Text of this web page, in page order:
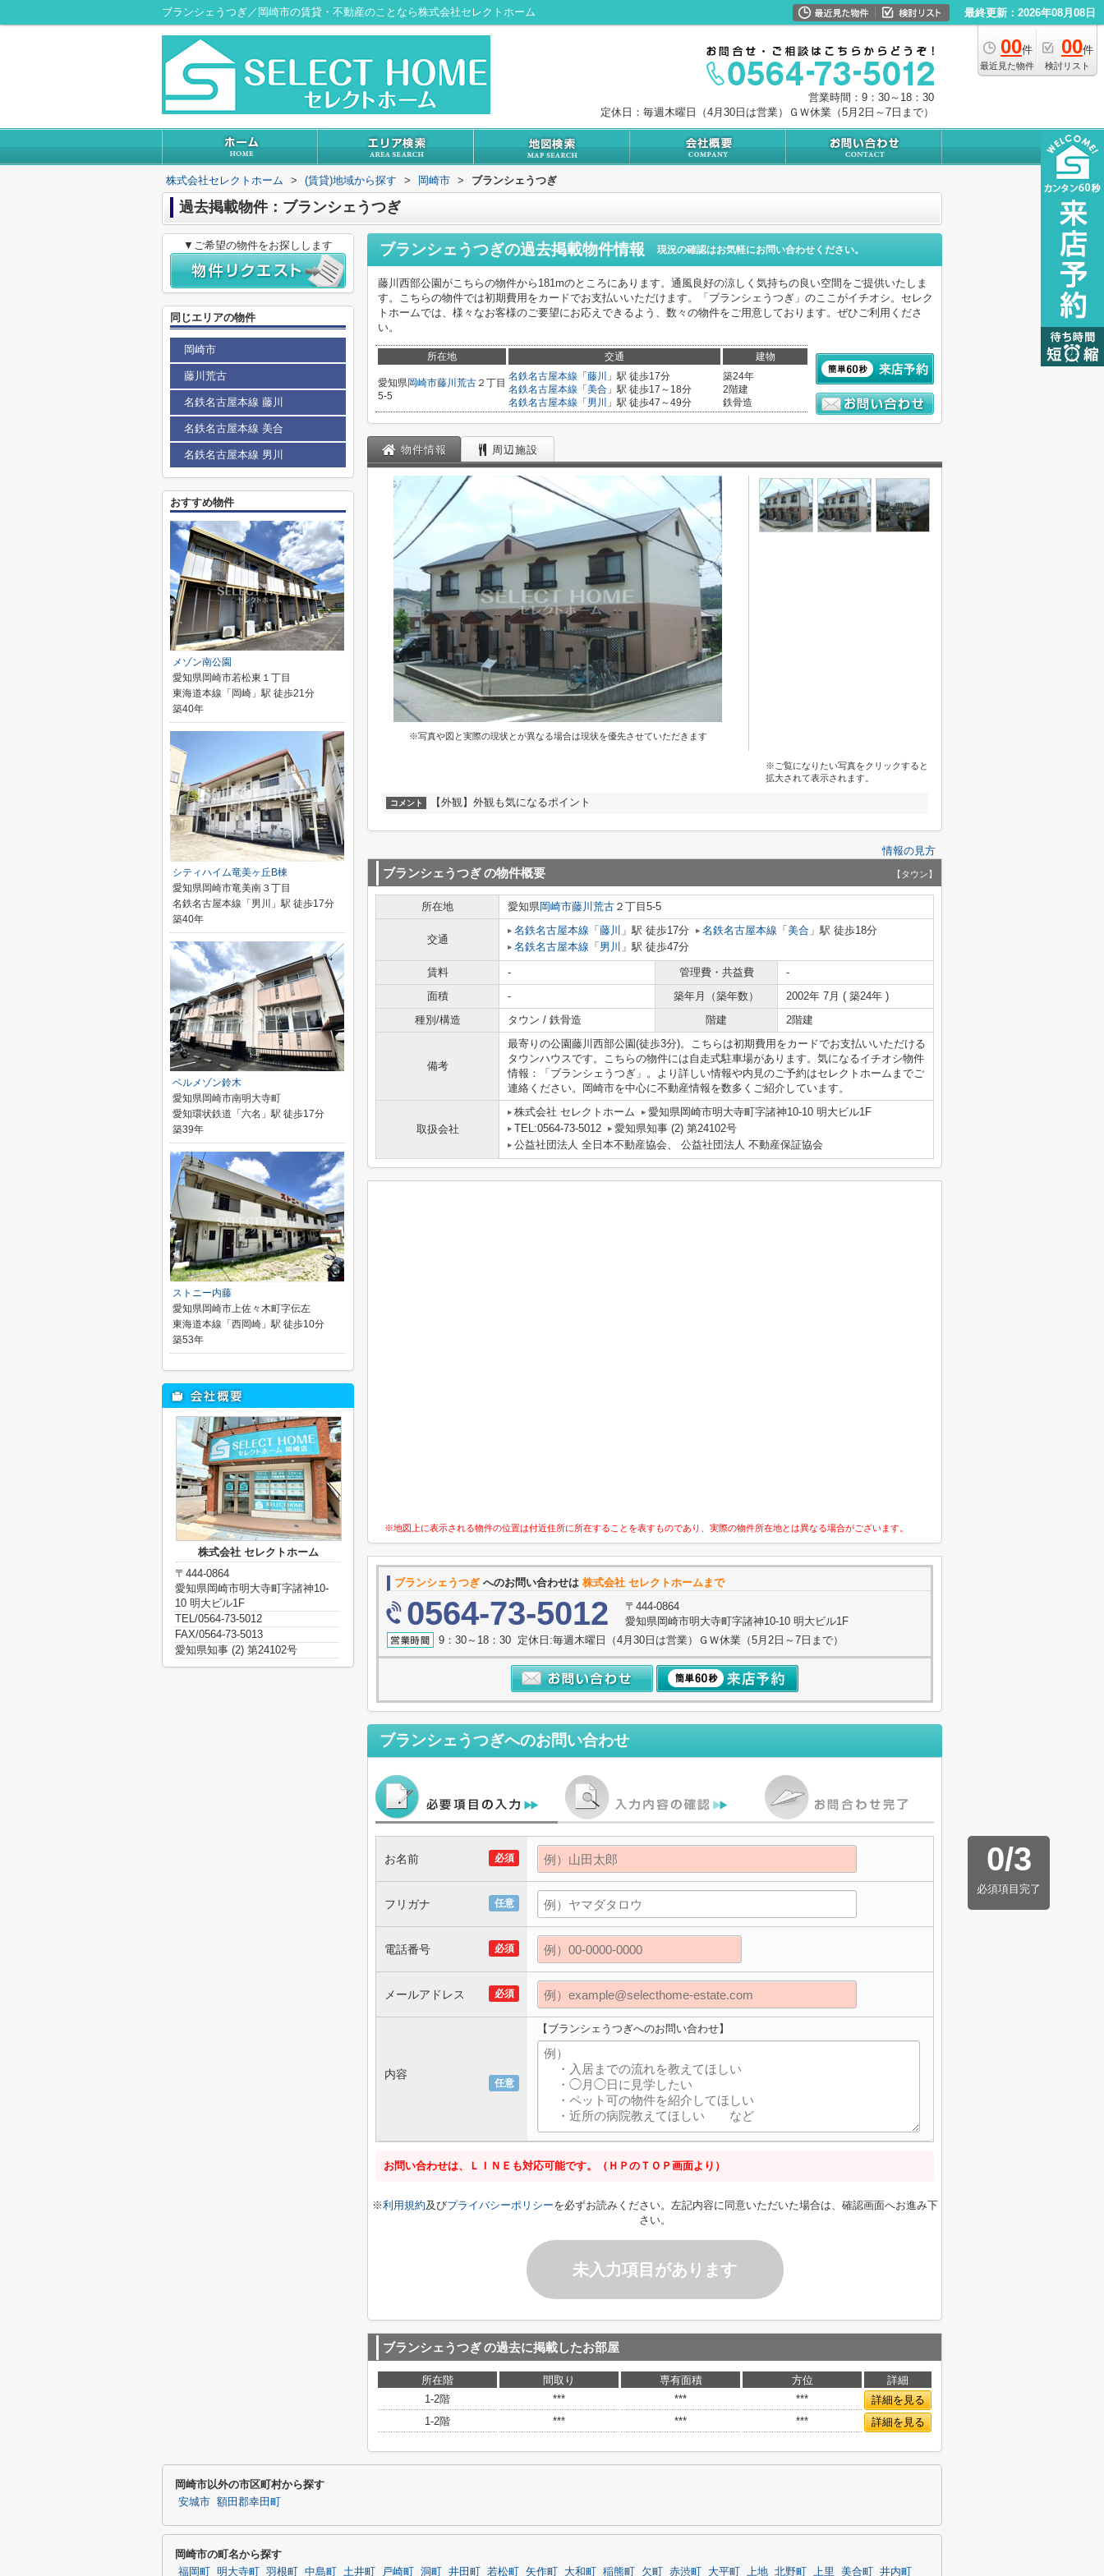
ブランシェうつぎ／岡崎市の賃貸・不動産のことなら株式会社セレクトホーム 最終更新：2026年08月08日
00件
最近見た物件
00件
検討リスト
営業時間：9：30～18：30
定休日：毎週木曜日（4月30日は営業）ＧＷ休業（5月2日～7日まで）
株式会社セレクトホーム > (賃貸)地域から探す > 岡崎市 > ブランシェうつぎ
過去掲載物件：ブランシェうつぎ
ブランシェうつぎの過去掲載物件情報 現況の確認はお気軽にお問い合わせください。
藤川西部公園がこちらの物件から181mのところにあります。通風良好の涼しく気持ちの良い空間をご提供いたしま
す。こちらの物件では初期費用をカードでお支払いいただけます。「ブランシェうつぎ」のここがイチオシ。セレク
トホームでは、様々なお客様のご要望にお応えできるよう、数々の物件をご用意しております。ぜひご利用くださ
い。
所在地 交通 建物
愛知県岡崎市藤川荒古 ２丁目
5-5
名鉄名古屋本線 「 藤川
」駅 徒歩17分
名鉄名古屋本線 「 美合 」駅 徒歩17～18分
名鉄名古屋本線 「 男川 」駅 徒歩47～49分
築24年
2階建
鉄骨造
物件情報 周辺施設
※写真や図と実際の現状とが異なる場合は現状を優先させていただきます
※ご覧になりたい写真をクリックすると
拡大されて表示されます。
コメント 【外観】外観も気になるポイント
情報の見方
ブランシェうつぎの物件概要 【タウン】
所在地 愛知県岡崎市藤川荒古 ２丁目5-5
交通
名鉄名古屋本線 「 藤川 」駅 徒歩17分 名鉄名古屋本線 「 美合 」駅 徒歩18分
名鉄名古屋本線 「 男川 」駅 徒歩47分
賃料 - 管理費・共益費
-
面積
- 築年月（築年数）
2002年 7月 ( 築24年 )
種別/構造
タウン / 鉄骨造 階建 2階建
備考
最寄りの公園藤川西部公園(徒歩3分)。こちらは初期費用をカードでお支払いいただける
タウンハウスです。こちらの物件には自走式駐車場があります。気になるイチオシ物件
情報：「ブランシェうつぎ」。より詳しい情報や内見のご予約はセレクトホームまでご
連絡ください。岡崎市を中心に不動産情報を数多くご紹介しています。
取扱会社
株式会社 セレクトホーム
愛知県岡崎市明大寺町字諸神10-10 明大ビル1F
TEL:0564-73-5012
愛知県知事 (2) 第24102号
公益社団法人 全日本不動産協会、 公益社団法人 不動産保証協会
※地図上に表示される物件の位置は付近住所に所在することを表すものであり、実際の物件所在地とは異なる場合がございます。
ブランシェうつぎ へのお問い合わせは 株式会社 セレクトホームまで
0564-73-5012
〒444-0864
愛知県岡崎市明大寺町字諸神10-10 明大ビル1F
9：30～18：30 定休日:毎週木曜日（4月30日は営業）ＧＷ休業（5月2日～7日まで）
ブランシェうつぎへのお問い合わせ
0/3
必須項目完了
必須
お名前
任意
フリガナ
必須
電話番号
必須
メールアドレス
任意
内容
【ブランシェうつぎへのお問い合わせ】
お問い合わせは、ＬＩＮＥも対応可能です。（ＨＰのＴＯＰ画面より）
※利用規約及びプライバシーポリシーを必ずお読みください。左記内容に同意いただいた場合は、確認画面へお進み下
さい。
未入力項目があります
ブランシェうつぎの過去に掲載したお部屋
所在階 間取り 専有面積 方位
詳細
1-2階
*** *** ***
詳細を見る
1-2階
*** *** *** 詳細を見る
▼ご希望の物件をお探しします
同じエリアの物件
岡崎市
藤川荒古
名鉄名古屋本線 藤川
名鉄名古屋本線 美合
名鉄名古屋本線 男川
おすすめ物件
メゾン南公園
愛知県岡崎市若松東１丁目
東海道本線「岡崎」駅 徒歩21分
築40年
シティハイム竜美ヶ丘B棟
愛知県岡崎市竜美南３丁目
名鉄名古屋本線「男川」駅 徒歩17分
築40年
ベルメゾン鈴木
愛知県岡崎市南明大寺町
愛知環状鉄道「六名」駅 徒歩17分
築39年
ストニー内藤
愛知県岡崎市上佐々木町字伝左
東海道本線「西岡崎」駅 徒歩10分
築53年
株式会社 セレクトホーム
〒444-0864
愛知県岡崎市明大寺町字諸神10-
10 明大ビル1F
TEL/0564-73-5012
FAX/0564-73-5013
愛知県知事 (2) 第24102号
岡崎市以外の市区町村から探す
安城市 額田郡幸田町
岡崎市の町名から探す
福岡町 明大寺町 羽根町 中島町 土井町 戸崎町 洞町 井田町 若松町 矢作町 大和町 稲熊町 欠町 赤渋町 大平町 上地 北野町 上里 美合町
井内町